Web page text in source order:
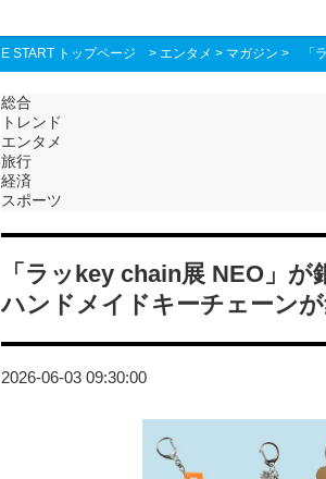
E START トップページ > エンタメ > マガジン > 「
総合
トレンド
エンタメ
旅行
経済
スポーツ
「ラッkey chain展 NEO」
ハンドメイドキーチェーン
2026-06-03 09:30:00